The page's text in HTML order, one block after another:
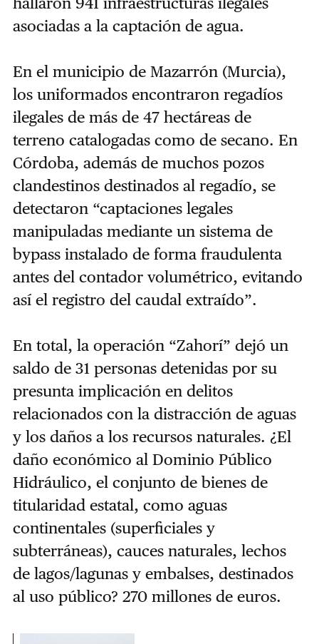
asociadas a la captación de agua.
En el municipio de Mazarrón (Murcia),
los uniformados encontraron regadíos
ilegales de más de 47 hectáreas de
terreno catalogadas como de secano. En
Córdoba, además de muchos pozos
clandestinos destinados al regadío, se
detectaron “captaciones legales
manipuladas mediante un sistema de
bypass instalado de forma fraudulenta
antes del contador volumétrico, evitando
así el registro del caudal extraído”.
En total, la operación “Zahorí” dejó un
saldo de 31 personas detenidas por su
presunta implicación en delitos
relacionados con la distracción de aguas
y los daños a los recursos naturales. ¿El
daño económico al Dominio Público
Hidráulico, el conjunto de bienes de
titularidad estatal, como aguas
continentales (superficiales y
subterráneas), cauces naturales, lechos
de lagos/lagunas y embalses, destinados
al uso público? 270 millones de euros.